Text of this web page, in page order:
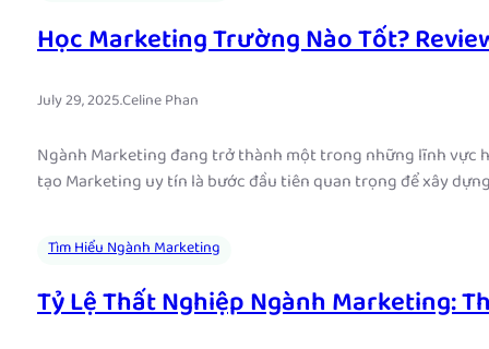
Học Marketing Trường Nào Tốt?
July 29, 2025.Celine Phan
Ngành Marketing đang trở thành một trong những lĩnh vực
tạo Marketing uy tín là bước đầu tiên quan trọng để xây
Tìm Hiểu Ngành Marketing
Tỷ Lệ Thất Nghiệp Ngành Marketing: